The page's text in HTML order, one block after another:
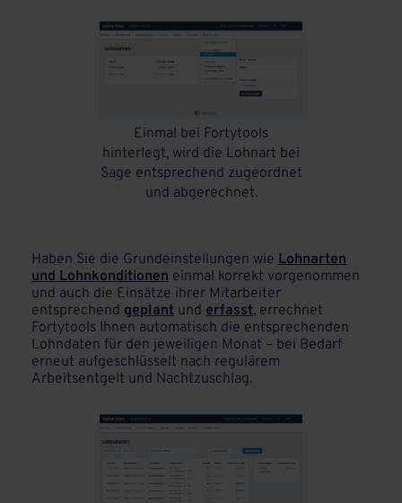
Einmal bei Fortytools
hinterlegt, wird die Lohnart bei
Sage entsprechend zugeordnet
und abgerechnet.
Haben Sie die Grundeinstellungen wie Lohnarten
und Lohnkonditionen einmal korrekt vorgenommen
und auch die Einsätze ihrer Mitarbeiter
entsprechend geplant und erfasst, errechnet
Fortytools Ihnen automatisch die entsprechenden
Lohndaten für den jeweiligen Monat – bei Bedarf
erneut aufgeschlüsselt nach regulärem
Arbeitsentgelt und Nachtzuschlag.